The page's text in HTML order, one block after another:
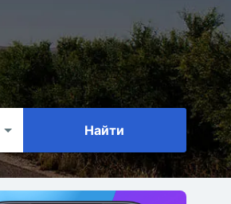
Найти